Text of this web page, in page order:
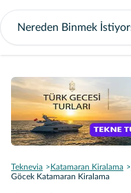
Teknevia Katamaran Kiralama
Göcek Katamaran Kiralama